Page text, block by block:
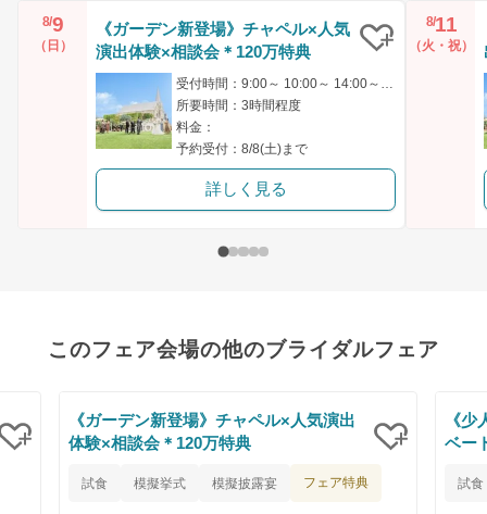
8/9
（日）
《ガーデン新登場》チャペル×人気
演出体験×相談会＊120万特典
受付時間：9:00～ 10:00～ 14:00～ 15:00～ 17:00～
所要時間：3時間程度
料金：
予約受付：8/8(土)まで
詳しく見る
8/11
（火・祝）
このフェア会場の他のブライダルフェア
《ガーデン新登場》チャペル×人気演出
体験×相談会＊120万特典
試食 模擬挙式 模擬披露宴 フェア特典
《
ベー
試食